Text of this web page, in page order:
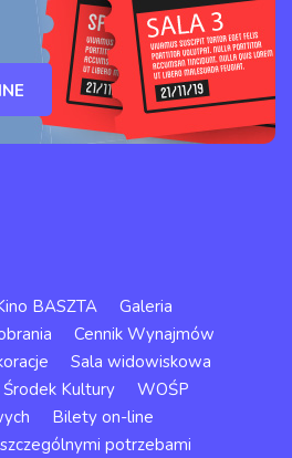
BASZTA
Galeria
Cennik Wynajmów
Sala widowiskowa
Środek Kultury
WOŚP
Bilety on-line
potrzebami